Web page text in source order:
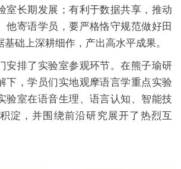
室长期发展；有利于数据共享，推动
他寄语学员，要严格恪守规范做好田
础上深耕细作，产出高水平成果。
排了实验室参观环节。在熊子瑜研
下，学员们实地观摩语言学重点实验
验室在语音生理、语言认知、智能技
淀，并围绕前沿研究展开了热烈互